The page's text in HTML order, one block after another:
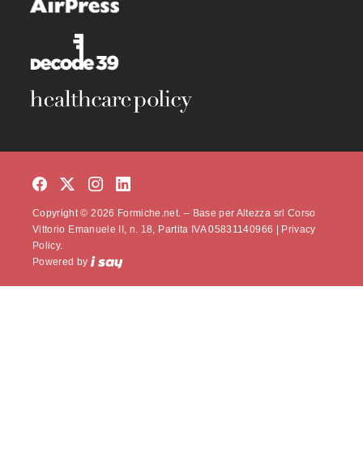
Copyright © 2026 Formiche.net. – Base per Altezza srl Corso
Vittorio Emanuele II, n. 18, Partita IVA 05831140966 |
Privacy
Policy.
Powered by